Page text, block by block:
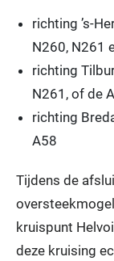
richting ’s-
N260, N261
richting
N261, of de
richting
A58
Tijdens de
kruispunt
deze kruising